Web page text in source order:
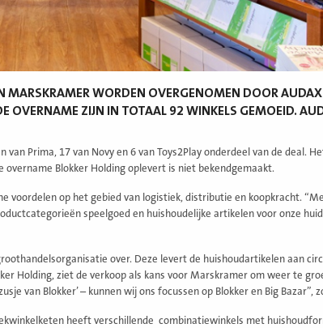
WORDEN OVERGENOMEN DOOR AUDAX
OVERNAME ZIJN IN TOTAAL 92 WINKELS GEMOEID.
Prima, 17 van Novy en 6 van Toys2Play onderdeel van de deal.
Blokker Holding oplevert is niet bekendgemaakt.
voordelen op het gebied van logistiek, distributie en koopkracht.
speelgoed en huishoudelijke artikelen voor onze
over. Deze levert de huishoudartikelen aan
Holding, ziet de verkoop als kans voor Marskramer om weer te
van Blokker’ – kunnen wij ons focussen op Blokker en Big Bazar”,
heeft verschillende combinatiewinkels met